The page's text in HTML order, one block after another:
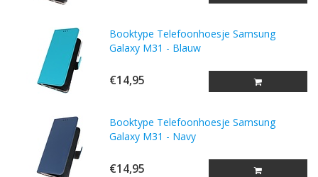
Booktype Telefoonhoesje Samsung
Galaxy M31 - Blauw
€14,95
Booktype Telefoonhoesje Samsung
Galaxy M31 - Navy
€14,95